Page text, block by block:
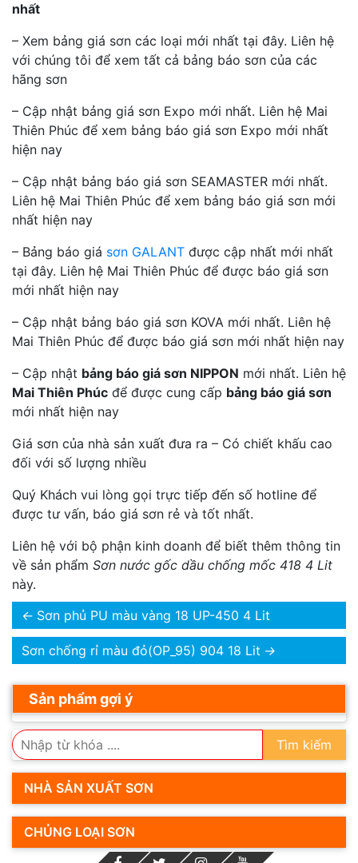
nhất
– Xem bảng giá sơn các loại mới nhất tại đây. Liên hệ
với chúng tôi để xem tất cả bảng báo sơn của các
hãng sơn
– Cập nhật bảng giá sơn Expo mới nhất. Liên hệ Mai
Thiên Phúc để xem bảng báo giá sơn Expo mới nhất
hiện nay
– Cập nhật bảng báo giá sơn SEAMASTER mới nhất.
Liên hệ Mai Thiên Phúc để xem bảng báo giá sơn mới
nhất hiện nay
– Bảng báo giá sơn GALANT được cập nhất mới nhất
tại đây. Liên hệ Mai Thiên Phúc để được báo giá sơn
mới nhất hiện nay
– Cập nhật bảng báo giá sơn KOVA mới nhất. Liên hệ
Mai Thiên Phúc để được báo giá sơn mới nhất hiện nay
– Cập nhật bảng báo giá sơn NIPPON mới nhất. Liên hệ
Mai Thiên Phúc để được cung cấp bảng báo giá sơn
mới nhất hiện nay
Giá sơn của nhà sản xuất đưa ra – Có chiết khấu cao
đối với số lượng nhiều
Quý Khách vui lòng gọi trực tiếp đến số hotline để
được tư vấn, báo giá sơn rẻ và tốt nhất.
Liên hệ với bộ phận kinh doanh để biết thêm thông tin
về sản phẩm Sơn nước gốc dầu chống mốc 418 4 Lit
này.
← Sơn phủ PU màu vàng 18 UP-450 4 Lit
Sơn chống rỉ màu đỏ(OP_95) 904 18 Lit →
Sản phẩm gợi ý
Tìm kiếm
NHÀ SẢN XUẤT SƠN
CHỦNG LOẠI SƠN